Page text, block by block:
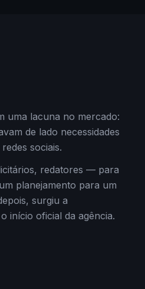
uma lacuna no mercado:
de lado necessidades
sociais.
redatores — para
planejamento para um
surgiu a
início oficial da agência.